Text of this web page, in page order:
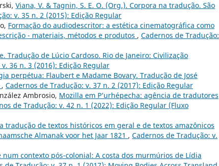
Viana, V. & Tagnin, S. E. O. (Org.). Corpora na tradução. São
v. 35 n. 2 (2015): Edição Regular
Formação do audiodescritor: a estética cinematográfica como
- materiais, métodos e produtos , Cadernos de Tradução:
Tradução de Lúcio Cardoso. Rio de Janeiro: Civilização
36 n. 3 (2016): Edição Regular
perpétua: Flaubert e Madame Bovary. Tradução de José
, Cadernos de Tradução: v. 37 n. 2 (2017): Edição Regular
Ambrosio, Mozilla em P’urhépecha: agência de tradutores
de Tradução: v. 42 n. 1 (2022): Edição Regular (Fluxo
tradução de textos históricos em geral e de textos amazônicos
Almanak voor het Jaar 1821 , Cadernos de Tradução: v.
contexto pós-colonial: A costa dos murmúrios de Lídia